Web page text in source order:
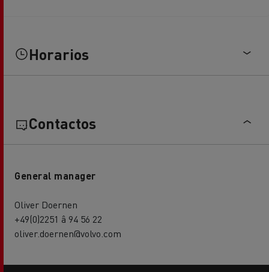
Horarios
Contactos
General manager
Oliver Doernen
+49(0)2251 â 94 56 22
oliver.doernen@volvo.com